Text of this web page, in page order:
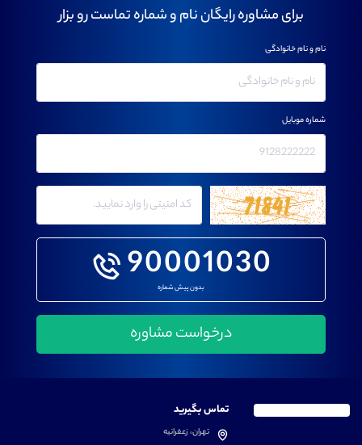
برای مشاوره رایگان نام و شماره تماست رو بزار
90001030
بدون پیش شماره
نام و نام خانوادگی
شماره موبایل
تماس بگیرید
تهران، زعفرانیه